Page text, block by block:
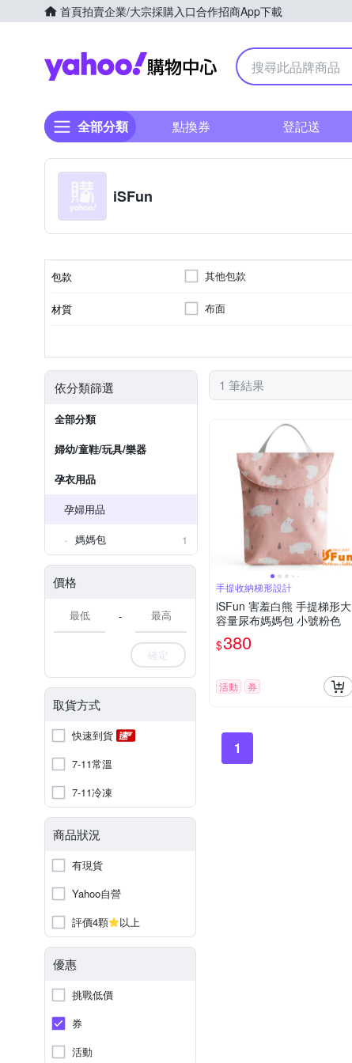
首頁拍賣企業/大宗採購入口合作招商App下載
Yahoo購物中心
全部分類 點換券 登記送
iSFun
包款 其他包款
材質 布面
依分類篩選
全部分類
婦幼/童鞋/玩具/樂器
孕衣用品
孕婦用品
媽媽包
1
價格
-
確定
取貨方式
快速到貨
7-11常溫
7-11冷凍
商品狀況
有現貨
Yahoo自營
評價4顆
以上
優惠
挑戰低價
券
活動
1 筆結果
手提收納梯形設計
iSFun 害羞白熊 手提梯形大
容量尿布媽媽包 小號粉色
$380
活動 券
1